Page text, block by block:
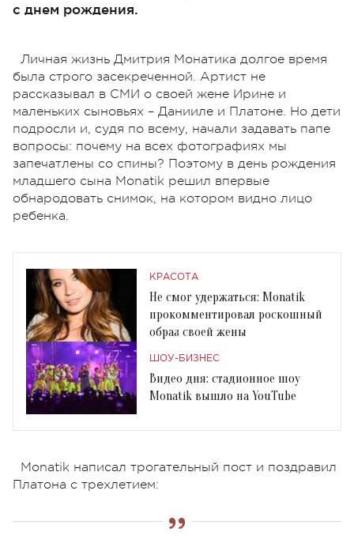
с днем рождения.
Личная жизнь Дмитрия Монатика долгое время
была строго засекреченной. Артист не
рассказывал в СМИ о своей жене Ирине и
маленьких сыновьях – Данииле и Платоне. Но дети
подросли и, судя по всему, начали задавать папе
вопросы: почему на всех фотографиях мы
запечатлены со спины? Поэтому в день рождения
младшего сына Monatik решил впервые
обнародовать снимок, на котором видно лицо
ребенка.
КРАСОТА
Не смог удержаться: Monatik
прокомментировал роскошный
образ своей жены
ШОУ-БИЗНЕС
Видео дня: стадионное шоу
Monatik вышло на YouTube
Monatik написал трогательный пост и поздравил
Платона с трехлетием: